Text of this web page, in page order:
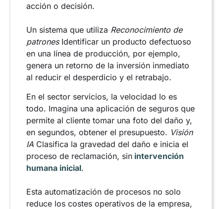
acción o decisión.
Un sistema que utiliza Reconocimiento de
patronesIdentificar un producto defectuoso
en una línea de producción, por ejemplo,
genera un retorno de la inversión inmediato
al reducir el desperdicio y el retrabajo.
En el sector servicios, la velocidad lo es
todo. Imagina una aplicación de seguros que
permite al cliente tomar una foto del daño y,
en segundos, obtener el presupuesto. Visión
IA Clasifica la gravedad del daño e inicia el
proceso de reclamación, sin intervención
humana inicial.
Esta automatización de procesos no solo
reduce los costes operativos de la empresa,